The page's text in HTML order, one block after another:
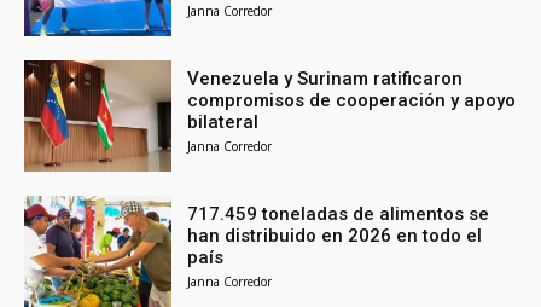
Janna Corredor
Venezuela y Surinam ratificaron
compromisos de cooperación y apoyo
bilateral
Janna Corredor
717.459 toneladas de alimentos se
han distribuido en 2026 en todo el
país
Janna Corredor